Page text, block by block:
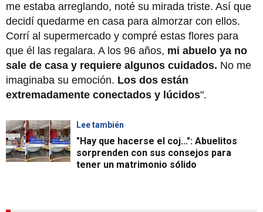
me estaba arreglando, noté su mirada triste. Así que
decidí quedarme en casa para almorzar con ellos.
Corrí al supermercado y compré estas flores para
que él las regalara. A los 96 años, mi abuelo ya no
sale de casa y requiere algunos cuidados. No me
imaginaba su emoción. Los dos están
extremadamente conectados y lúcidos".
Lee también
"Hay que hacerse el coj...": Abuelitos
sorprenden con sus consejos para
tener un matrimonio sólido